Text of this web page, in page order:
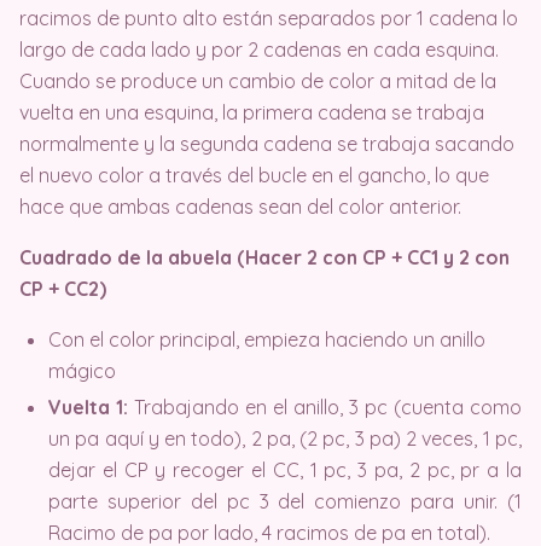
racimos de punto alto están separados por 1 cadena lo
largo de cada lado y por 2 cadenas en cada esquina.
Cuando se produce un cambio de color a mitad de la
vuelta en una esquina, la primera cadena se trabaja
normalmente y la segunda cadena se trabaja sacando
el nuevo color a través del bucle en el gancho, lo que
hace que ambas cadenas sean del color anterior.
Cuadrado de la abuela (Hacer 2 con CP + CC1 y 2 con
CP + CC2)
Con el color principal, empieza haciendo un anillo
mágico
Vuelta 1: Trabajando en el anillo, 3 pc (cuenta como
un pa aquí y en todo), 2 pa, (2 pc, 3 pa) 2 veces, 1 pc,
dejar el CP y recoger el CC, 1 pc, 3 pa, 2 pc, pr a la
parte superior del pc 3 del comienzo para unir. (1
Racimo de pa por lado, 4 racimos de pa en total).